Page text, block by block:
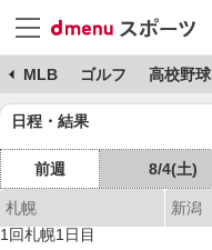
MLB ゴルフ 高校野球
日程・結果
前週 8/4(土)
札幌 新潟
1回札幌1日目